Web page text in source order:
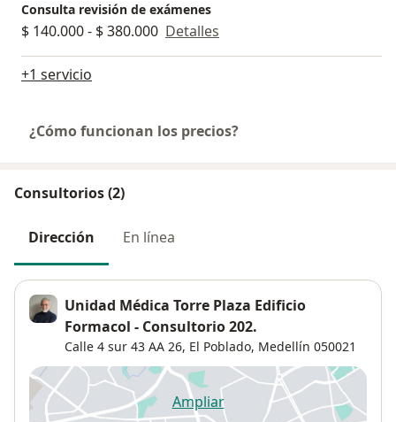
Consulta revisión de exámenes
$ 140.000 - $ 380.000 Detalles
+1 servicio
¿Cómo funcionan los precios?
Consultorios (2)
Dirección En línea
Unidad Médica Torre Plaza Edificio
Formacol - Consultorio 202.
Calle 4 sur 43 AA 26, El Poblado, Medellín 050021
Ampliarse abre en una nueva